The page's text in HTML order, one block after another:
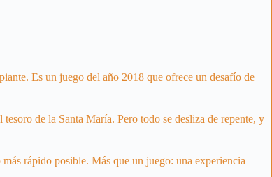
Es un juego del año 2018 que ofrece un desafío de
de la Santa María. Pero todo se desliza de repente, y
rápido posible. Más que un juego: una experiencia